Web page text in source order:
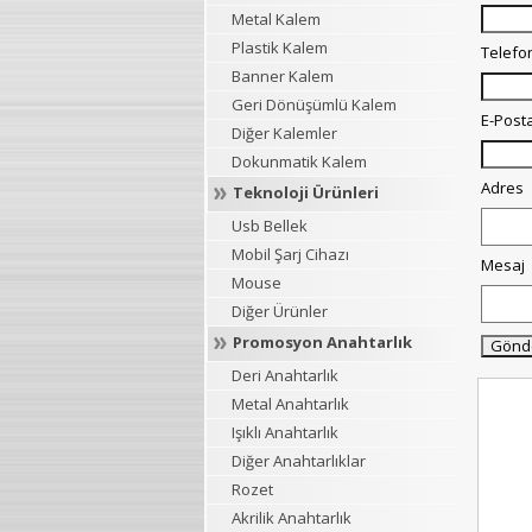
Metal Kalem
Plastik Kalem
Banner Kalem
Geri Dönüşümlü Kalem
Diğer Kalemler
Dokunmatik Kalem
Teknoloji Ürünleri
Usb Bellek
Mobil Şarj Cihazı
Mouse
Diğer Ürünler
Promosyon Anahtarlık
Deri Anahtarlık
Metal Anahtarlık
Işıklı Anahtarlık
Diğer Anahtarlıklar
Rozet
Akrilik Anahtarlık
E-
Adres
Mesaj